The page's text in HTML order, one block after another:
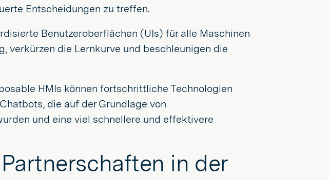
Entscheidungen zu treffen.
Benutzeroberflächen (UIs) für alle Maschinen
verkürzen die Lernkurve und beschleunigen die
HMIs können fortschrittliche Technologien
die auf der Grundlage von
und eine viel schnellere und effektivere
in der